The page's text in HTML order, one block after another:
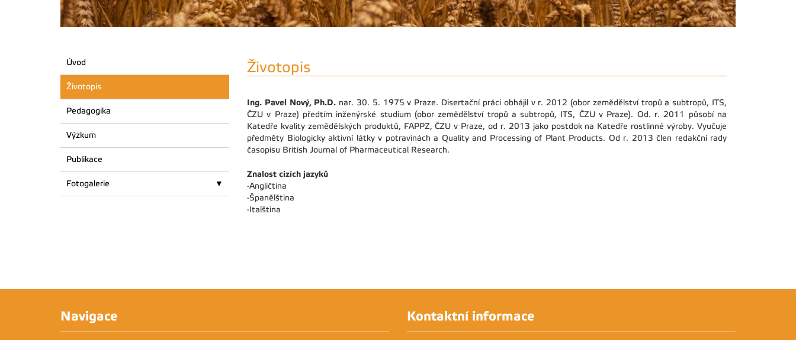
Úvod
Životopis
Pedagogika
Výzkum
Publikace
Fotogalerie
Životopis
Ing. Pavel Nový, Ph.D. nar. 30. 5. 1975 v Praze. Disertační práci obhájil v r. 2012 (obor zemědělství tropů a subtropů, ITS,
ČZU v Praze) předtím inženýrské studium (obor zemědělství tropů a subtropů, ITS, ČZU v Praze). Od. r. 2011 působí na
Katedře kvality zemědělských produktů, FAPPZ, ČZU v Praze, od r. 2013 jako postdok na Katedře rostlinné výroby. Vyučuje
předměty Biologicky aktivní látky v potravinách a Quality and Processing of Plant Products. Od r. 2013 člen redakční rady
časopisu British Journal of Pharmaceutical Research.
Znalost cizích jazyků
-Angličtina
-Španělština
-Italština
Navigace Kontaktní informace